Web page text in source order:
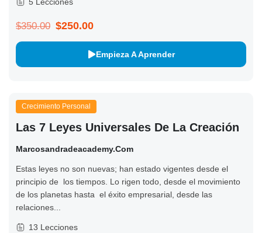
5 Lecciones
$350.00 $250.00
Empieza A Aprender
Crecimiento Personal
Las 7 Leyes Universales De La Creación
Marcosandradeacademy.com
Estas leyes no son nuevas; han estado vigentes desde el
principio de los tiempos. Lo rigen todo, desde el movimiento
de los planetas hasta el éxito empresarial, desde las
relaciones...
13 Lecciones